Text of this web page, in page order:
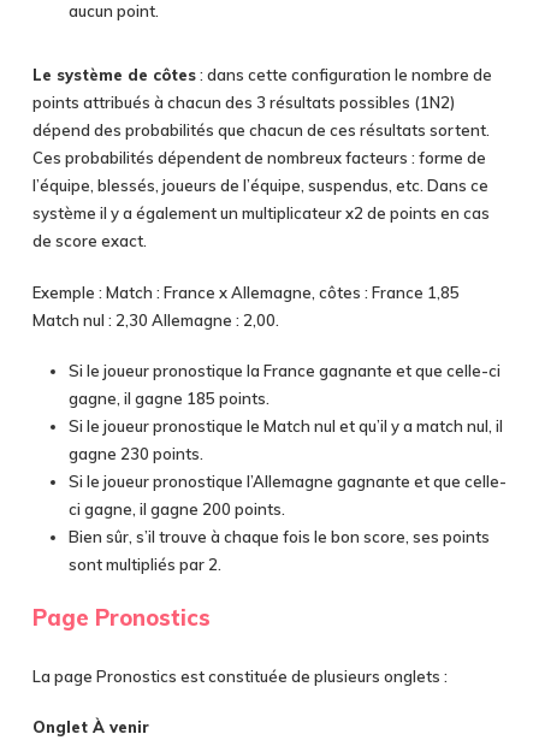
aucun point.
Le système de côtes: dans cette configuration le nombre de
points attribués à chacun des 3 résultats possibles (1N2)
dépend des probabilités que chacun de ces résultats sortent.
Ces probabilités dépendent de nombreux facteurs : forme de
l’équipe, blessés, joueurs de l’équipe, suspendus, etc. Dans ce
système il y a également un multiplicateur x2 de points en cas
de score exact.
Exemple : Match : France x Allemagne, côtes : France 1,85
Match nul : 2,30 Allemagne : 2,00.
Si le joueur pronostique la France gagnante et que celle-ci
gagne, il gagne 185 points.
Si le joueur pronostique le Match nul et qu’il y a match nul, il
gagne 230 points.
Si le joueur pronostique l’Allemagne gagnante et que celle-
ci gagne, il gagne 200 points.
Bien sûr, s’il trouve à chaque fois le bon score, ses points
sont multipliés par 2.
Page Pronostics
La page Pronostics est constituée de plusieurs onglets :
Onglet À venir